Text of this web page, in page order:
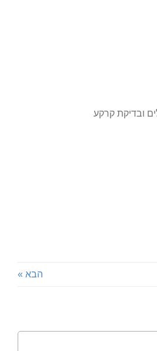
ובדיקת קרקע
הבא »